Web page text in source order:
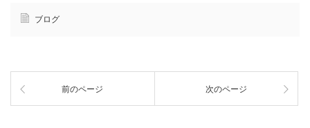
ブログ
前のページ 次のページ